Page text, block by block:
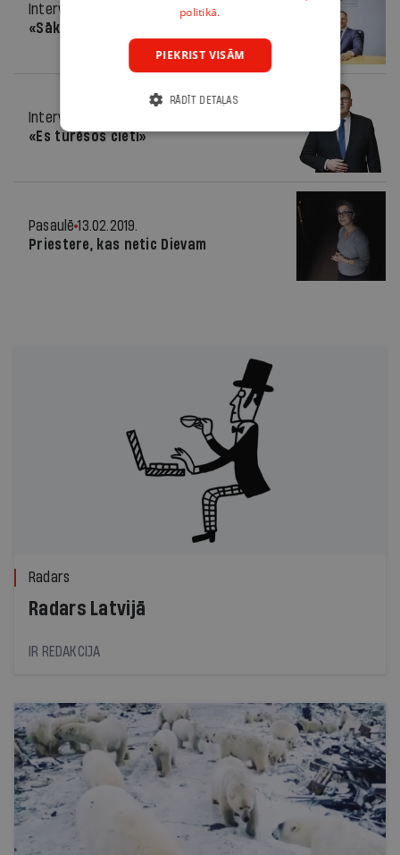
Intervija
«Sāksim ar sevi»
Intervija
«Es turēšos cieti»
Pasaulē 13.02.2019.
Priestere, kas netic Dievam
Radars
Radars Latvijā
IR REDAKCIJA
politikā.
PIEKRIST VISĀM
RĀDĪT DETAĻAS